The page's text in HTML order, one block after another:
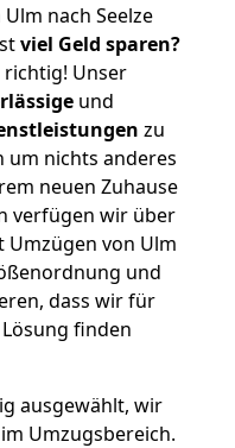
nach Seelze
viel Geld sparen?
richtig! Unser
und
zu
um nichts anderes
neuen Zuhause
verfügen wir über
von Ulm
und
dass wir für
finden
ausgewählt, wir
Umzugsbereich.